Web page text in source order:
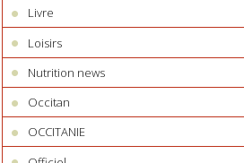
Livre
Loisirs
Nutrition news
Occitan
OCCITANIE